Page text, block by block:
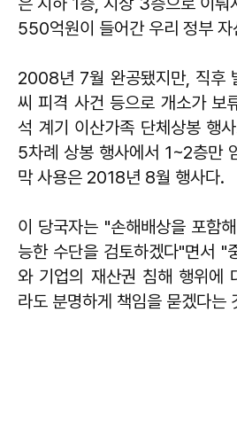
550억원이 들어간 우리 정부 자
2008년 7월 완공됐지만, 직후
씨 피격 사건 등으로 개소가 보
석 계기 이산가족 단체상봉 행
5차례 상봉 행사에서 1~2층만
막 사용은 2018년 8월 행사다.
이 당국자는 "손해배상을 포함
능한 수단을 검토하겠다"면서 "
와 기업의 재산권 침해 행위에
라도 분명하게 책임을 묻겠다는